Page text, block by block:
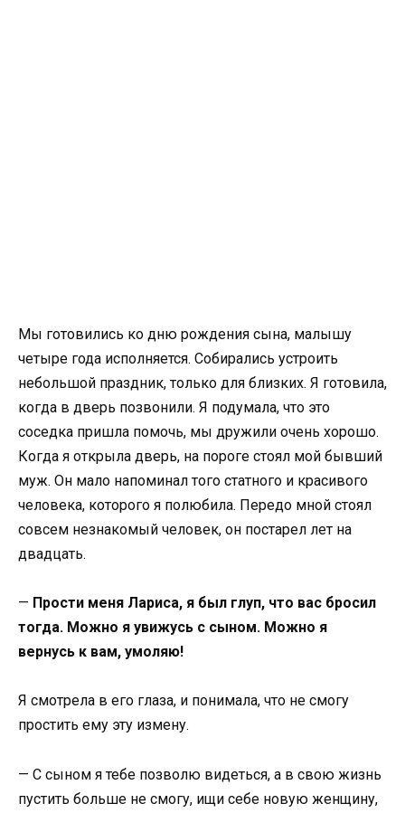
Мы готовились ко дню рождения сына, малышу
четыре года исполняется. Собирались устроить
небольшой праздник, только для близких. Я готовила,
когда в дверь позвонили. Я подумала, что это
соседка пришла помочь, мы дружили очень хорошо.
Когда я открыла дверь, на пороге стоял мой бывший
муж. Он мало напоминал того статного и красивого
человека, которого я полюбила. Передо мной стоял
совсем незнакомый человек, он постарел лет на
двадцать.
— Прости меня Лариса, я был глуп, что вас бросил
тогда. Можно я увижусь с сыном. Можно я
вернусь к вам, умоляю!
Я смотрела в его глаза, и понимала, что не смогу
простить ему эту измену.
— С сыном я тебе позволю видеться, а в свою жизнь
пустить больше не смогу, ищи себе новую женщину,